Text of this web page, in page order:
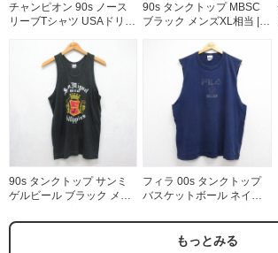
チャンピオン 90s ノース
リーブTシャツ USAドリー
XL相当 | 古着
90s タンクトップ MBSC
ブラック メンズXL相当 |
90s タンクトップ サンミ
ゲルビール ブラック メン
フィラ 00s タンクトップ
バスケットボール ネイビ
もっとみる